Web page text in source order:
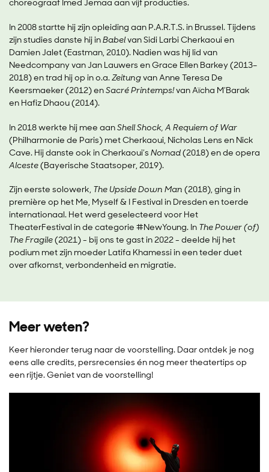
choreograaf Imed Jemaa aan vijf producties.
In 2008 startte hij zijn opleiding aan P.A.R.T.S. in Brussel. Tijdens
zijn studies danste hij inBabelvan Sidi Larbi Cherkaoui en
Damien Jalet (Eastman, 2010). Nadien was hij lid van
Needcompany van Jan Lauwers en Grace Ellen Barkey (2013–
2018) en trad hij op in o.a.Zeitungvan Anne Teresa De
Keersmaeker (2012) enSacré Printemps!van Aïcha M’Barak
en Hafiz Dhaou (2014).
In 2018 werkte hij mee aanShell Shock, A Requiem of War
(Philharmonie de Paris) met Cherkaoui, Nicholas Lens en Nick
Cave. Hij danste ook in Cherkaoui’s Nomad(2018) en de opera
Alceste(Bayerische Staatsoper, 2019).
Zijn eerste solowerk, The Upside Down Man (2018), ging in
première op het Me, Myself & I Festival in Dresden en toerde
internationaal. Het werd geselecteerd voor Het
TheaterFestival in de categorie #NewYoung. In The Power (of)
The Fragile(2021) - bij ons te gast in 2022 - deelde hij het
podium met zijn moeder Latifa Khamessi in een teder duet
over afkomst, verbondenheid en migratie.
Meer weten?
Keer hieronder terug naar de voorstelling. Daar ontdek je nog
eens alle credits, persrecensies én nog meer theatertips op
een rijtje. Geniet van de voorstelling!